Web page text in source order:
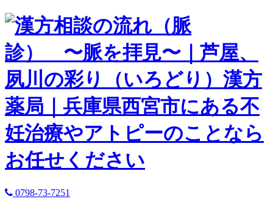
0798-73-7251